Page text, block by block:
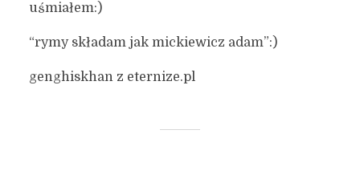
uśmiałem:)
“rymy składam jak mickiewicz adam”:)
genghiskhan z eternize.pl